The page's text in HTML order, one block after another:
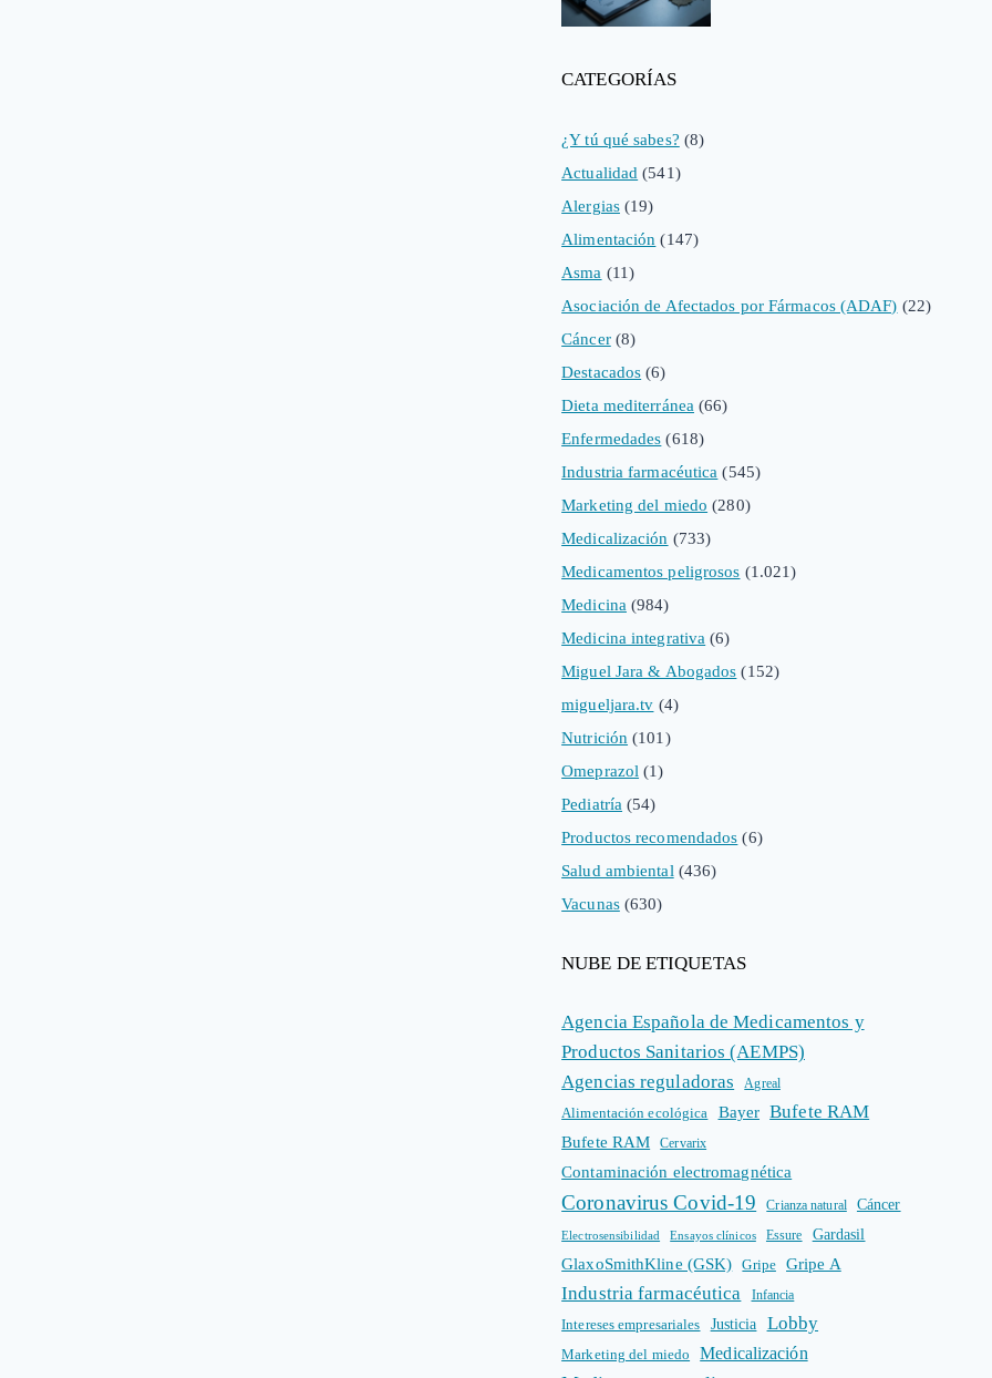
CATEGORÍAS
¿Y tú qué sabes? (8)
Actualidad (541)
Alergias(19)
Alimentación (147)
Asma (11)
Asociación de Afectados por Fármacos (ADAF) (22)
Cáncer(8)
Destacados (6)
Dieta mediterránea (66)
Enfermedades (618)
Industria farmacéutica (545)
Marketing del miedo (280)
Medicalización (733)
Medicamentos peligrosos (1.021)
Medicina (984)
Medicina integrativa (6)
Miguel Jara & Abogados (152)
migueljara.tv (4)
Nutrición (101)
Omeprazol (1)
Pediatría (54)
Productos recomendados (6)
Salud ambiental (436)
Vacunas(630)
NUBE DE ETIQUETAS
Agencia Española de Medicamentos y
Productos Sanitarios (AEMPS)
Agencias reguladoras
Agreal
Alimentación ecológica Bayer Bufete RAM
Bufete RAM Cervarix
Contaminación electromagnética
Coronavirus Covid-19 Crianza natural Cáncer
Electrosensibilidad Ensayos clínicos Essure Gardasil
GlaxoSmithKline (GSK) Gripe Gripe A
Industria farmacéutica Infancia
Intereses empresariales Justicia Lobby
Marketing del miedo Medicalización